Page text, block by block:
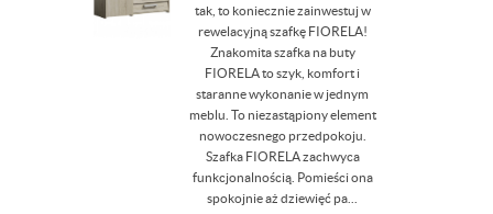
tak, to koniecznie zainwestuj w
rewelacyjną szafkę FIORELA!
Znakomita szafka na buty
FIORELA to szyk, komfort i
staranne wykonanie w jednym
meblu. To niezastąpiony element
nowoczesnego przedpokoju.
Szafka FIORELA zachwyca
funkcjonalnością. Pomieści ona
spokojnie aż dziewięć pa...